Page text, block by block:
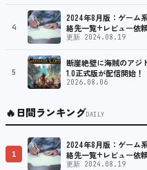
4
2024年8月版：ゲーム
絡先一覧+レビュー依
更新 2024.08.19
5
断崖絶壁に海賊のアジ
1.0正式版が配信開始！
2026.08.06
🔥日間ランキングDAILY
1
2024年8月版：ゲーム
絡先一覧+レビュー依
更新 2024.08.19